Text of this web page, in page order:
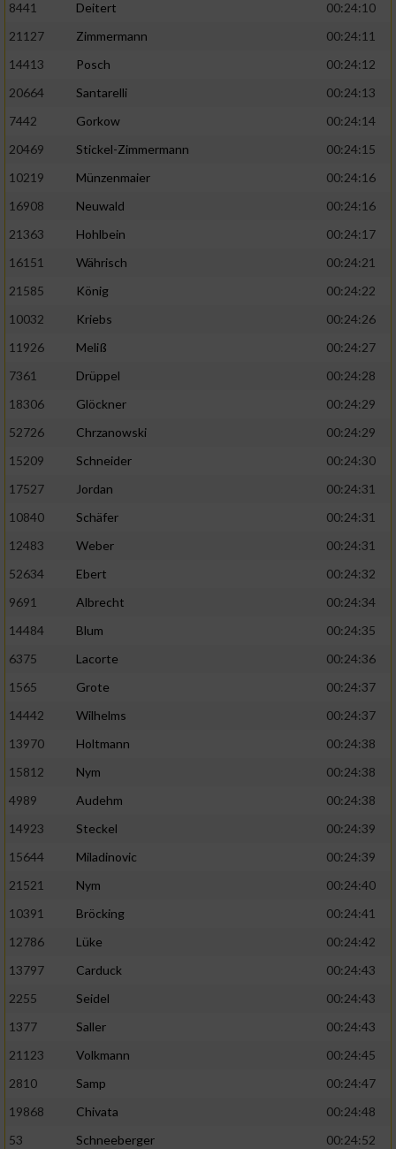
8441 Deitert
00:24:10
21127
Zimmermann
00:24:11
14413
Posch
00:24:12
20664
Santarelli
00:24:13
7442
Gorkow
00:24:14
20469
Stickel-Zimmermann
00:24:15
10219
Münzenmaier
00:24:16
16908
Neuwald
00:24:16
21363
Hohlbein
00:24:17
16151
Währisch
00:24:21
21585
König
00:24:22
10032
Kriebs
00:24:26
11926
Meliß
00:24:27
7361
Drüppel
00:24:28
18306
Glöckner
00:24:29
52726
Chrzanowski
00:24:29
15209
Schneider
00:24:30
17527
Jordan
00:24:31
10840
Schäfer
00:24:31
12483
Weber
00:24:31
52634
Ebert
00:24:32
9691
Albrecht
00:24:34
14484
Blum
00:24:35
6375
Lacorte
00:24:36
1565
Grote
00:24:37
14442
Wilhelms
00:24:37
13970
Holtmann
00:24:38
15812
Nym
00:24:38
4989
Audehm
00:24:38
14923
Steckel
00:24:39
15644
Miladinovic
00:24:39
21521
Nym
00:24:40
10391
Bröcking
00:24:41
12786
Lüke
00:24:42
13797
Carduck
00:24:43
2255
Seidel
00:24:43
1377
Saller
00:24:43
21123
Volkmann
00:24:45
2810
Samp
00:24:47
19868
Chivata
00:24:48
53
Schneeberger
00:24:52